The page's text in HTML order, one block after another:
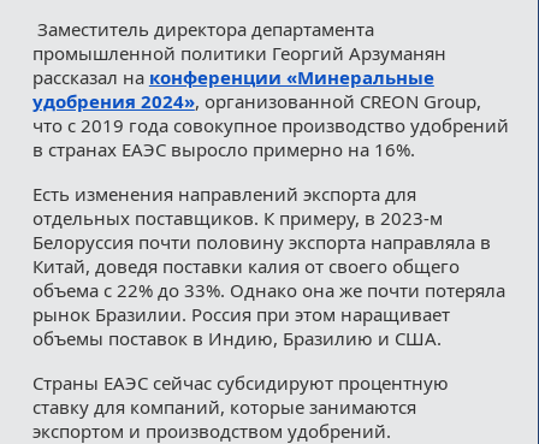
Заместитель директора департамента
промышленной политики Георгий Арзуманян
рассказал на конференции «Минеральные
удобрения 2024», организованной CREON Group,
что с 2019 года совокупное производство удобрений
в странах ЕАЭС выросло примерно на 16%.
Есть изменения направлений экспорта для
отдельных поставщиков. К примеру, в 2023-м
Белоруссия почти половину экспорта направляла в
Китай, доведя поставки калия от своего общего
объема с 22% до 33%. Однако она же почти потеряла
рынок Бразилии. Россия при этом наращивает
объемы поставок в Индию, Бразилию и США.
Страны ЕАЭС сейчас субсидируют процентную
ставку для компаний, которые занимаются
экспортом и производством удобрений.